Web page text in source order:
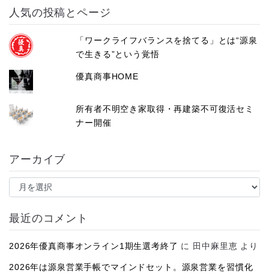
人気の投稿とページ
「ワークライフバランスを捨てる」とは“源泉
で生きる”という覚悟
優真商事HOME
所有者不明空き家取得・再建築不可復活セミ
ナー開催
アーカイブ
ア
イ
最近のコメント
2026年優真商事オンライン1期生選考終了 に 田中麻里恵 より
2026年は源泉営業手帳でマインドセット。源泉営業を習慣化